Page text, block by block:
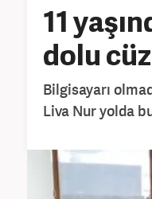
11
dolu
Bilgisayarı
Liva Nur yolda